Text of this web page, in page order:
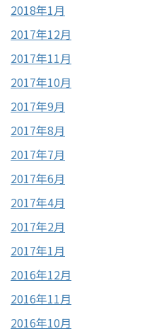
2018年1月
2017年12月
2017年11月
2017年10月
2017年9月
2017年8月
2017年7月
2017年6月
2017年4月
2017年2月
2017年1月
2016年12月
2016年11月
2016年10月